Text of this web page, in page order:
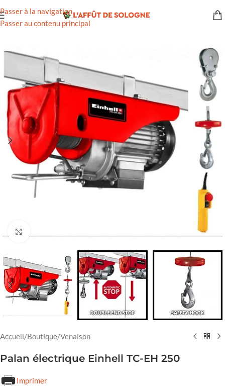
Passer à la navigation
Passer au contenu principal
Accueil/Boutique/Venaison
Palan électrique Einhell TC-EH 250
Imprimer